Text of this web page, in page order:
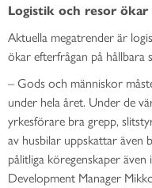
Logistik och resor ökar
Aktuella megatrender är
ökar efterfrågan på hållbara
– Gods och människor
under hela året. Under de
yrkesförare bra grepp,
av husbilar uppskattar även
pålitliga köregenskaper
Development Manager